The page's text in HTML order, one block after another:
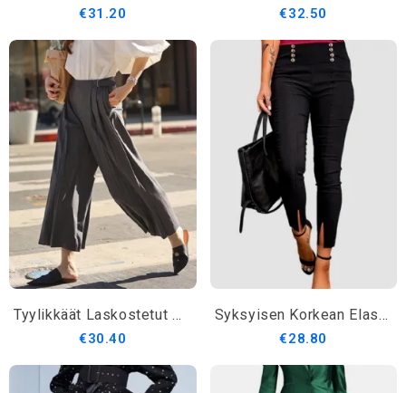
€31.20 €32.50
Tyylikkäät Laskostetut Muotihousut
€30.40
Syksyisen Korkean Elastisuuden H-Line Plain Daily Leggings Slim Fit Housut
€28.80